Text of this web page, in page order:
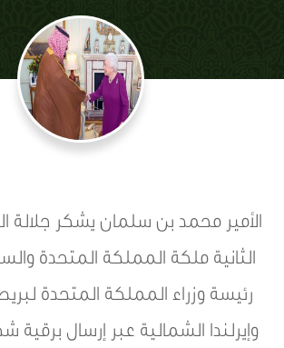
الأمير محمد بن سلمان يشكر جلالة
الثانية ملكة المملكة المتحدة
رئيسة وزراء المملكة المتحدة
وإيرلندا الشمالية عبر إرسال